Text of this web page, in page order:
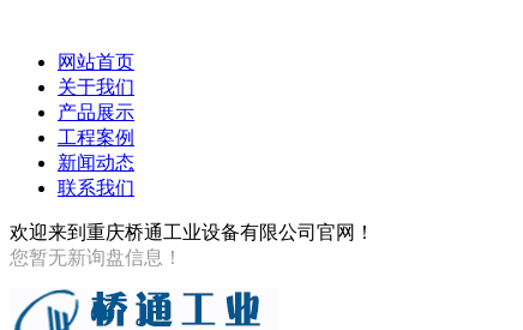
网站首页
关于我们
产品展示
工程案例
新闻动态
联系我们
欢迎来到重庆桥通工业设备有限公司官网！
您暂无新询盘信息！